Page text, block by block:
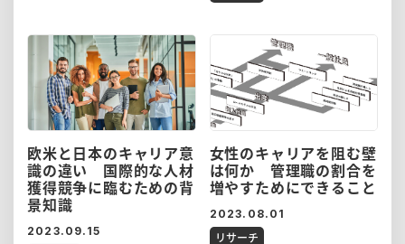
欧米と日本のキャリア意
識の違い 国際的な人材
獲得競争に臨むための背
景知識
2023.09.15
女性のキャリアを阻む壁
は何か 管理職の割合を
増やすためにできること
2023.08.01
リサーチ